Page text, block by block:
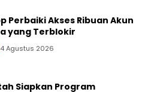
Perbaiki Akses Ribuan Akun
yang Terblokir
4 Agustus 2026
Siapkan Program